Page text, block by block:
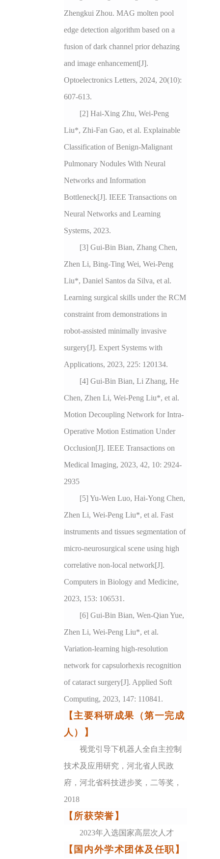
Zhengkui Zhou. MAG molten pool
edge detection algorithm based on a
fusion of dark channel prior dehazing
and image enhancement[J].
Optoelectronics Letters, 2024, 20(10):
607-613.
[2] Hai-Xing Zhu, Wei-Peng
Liu*, Zhi-Fan Gao, et al. Explainable
Classification of Benign-Malignant
Pulmonary Nodules With Neural
Networks and Information
Bottleneck[J]. IEEE Transactions on
Neural Networks and Learning
Systems, 2023.
[3] Gui-Bin Bian, Zhang Chen,
Zhen Li, Bing-Ting Wei, Wei-Peng
Liu*, Daniel Santos da Silva, et al.
Learning surgical skills under the RCM
constraint from demonstrations in
robot-assisted minimally invasive
surgery[J]. Expert Systems with
Applications, 2023, 225: 120134.
[4] Gui-Bin Bian, Li Zhang, He
Chen, Zhen Li, Wei-Peng Liu*, et al.
Motion Decoupling Network for Intra-
Operative Motion Estimation Under
Occlusion[J]. IEEE Transactions on
Medical Imaging, 2023, 42, 10: 2924-
2935
[5] Yu-Wen Luo, Hai-Yong Chen,
Zhen Li, Wei-Peng Liu*, et al. Fast
instruments and tissues segmentation of
micro-neurosurgical scene using high
correlative non-local network[J].
Computers in Biology and Medicine,
2023, 153: 106531.
[6] Gui-Bin Bian, Wen-Qian Yue,
Zhen Li, Wei-Peng Liu*, et al.
Variation-learning high-resolution
network for capsulorhexis recognition
of cataract surgery[J]. Applied Soft
Computing, 2023, 147: 110841.
【主要科研成果（第一完成
人）】
视觉引导下机器人全自主控制
技术及应用研究，河北省人民政
府，河北省科技进步奖，二等奖，
2018
【所获荣誉】
2023年入选国家高层次人才
【国内外学术团体及任职】